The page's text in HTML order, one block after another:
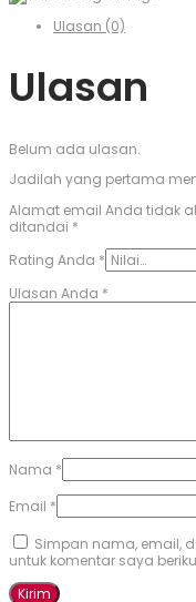
Ulasan (0)
Ulasan
Belum ada ulasan.
Jadilah yang pertama
Alamat email Anda tidak
ditandai *
Rating Anda *
Ulasan Anda *
Nama *
Email *
Simpan nama, email,
untuk komentar saya